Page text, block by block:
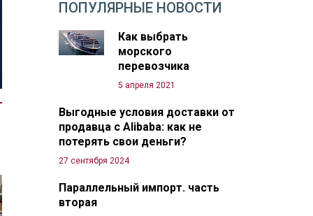
ПОПУЛЯРНЫЕ НОВОСТИ
Как выбрать
морского
перевозчика
5 апреля 2021
Выгодные условия доставки от
продавца с Alibaba: как не
потерять свои деньги?
27 сентября 2024
Параллельный импорт. часть
вторая